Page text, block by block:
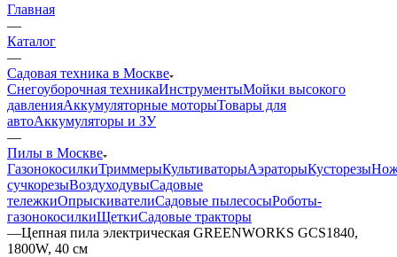
Главная
—
Каталог
—
Садовая техника в Москве
Снегоуборочная техникаИнструментыМойки высокого
давленияАккумуляторные моторыТовары для
автоАккумуляторы и ЗУ
—
Пилы в Москве
ГазонокосилкиТриммерыКультиваторыАэраторыКусторезы
сучкорезыВоздуходувыСадовые
тележкиОпрыскивателиСадовые пылесосыРоботы-
газонокосилкиЩеткиСадовые тракторы
—Цепная пила электрическая GREENWORKS GCS1840,
1800W, 40 см